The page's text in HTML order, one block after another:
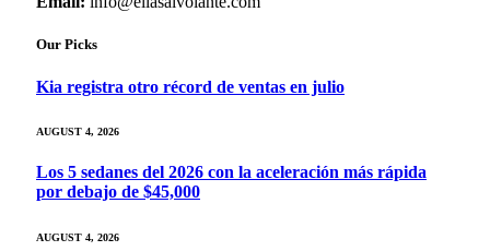
Our Picks
Kia registra otro récord de ventas en julio
AUGUST 4, 2026
Los 5 sedanes del 2026 con la aceleración más rápida
por debajo de $45,000
AUGUST 4, 2026